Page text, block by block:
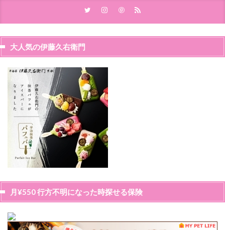
大人気の伊藤久右衛門
月¥550 行方不明になった時探せる保険